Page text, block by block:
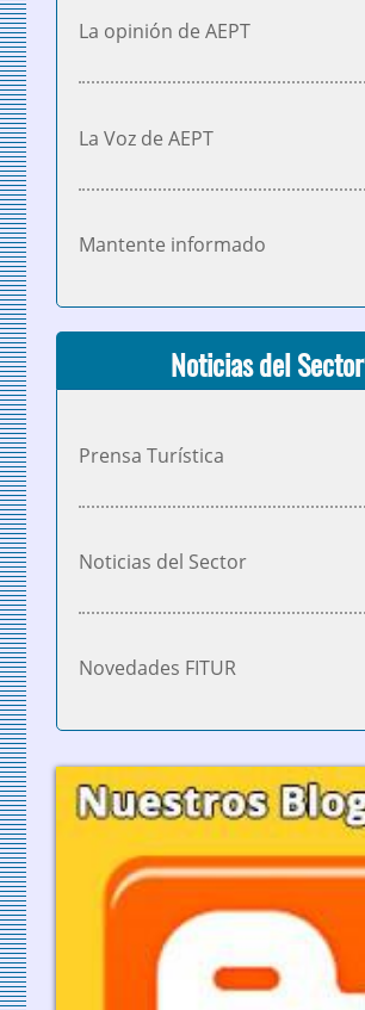
La opinión de AEPT
La Voz de AEPT
Mantente informado
Noticias del Sector
Prensa Turística
Noticias del Sector
Novedades FITUR